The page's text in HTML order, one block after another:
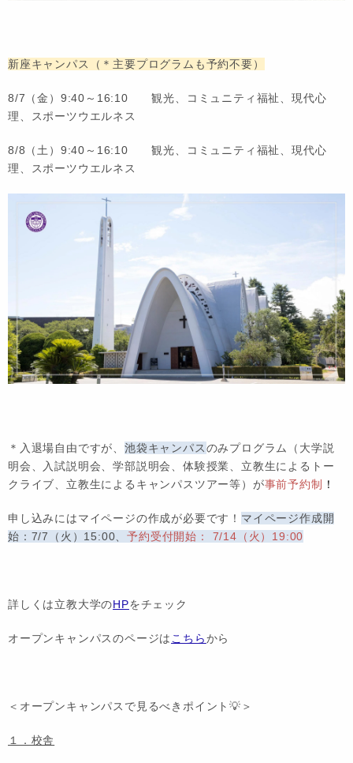
新座キャンパス（＊主要プログラムも予約不要）
8/7（金）9:40～16:10 観光、コミュニティ福祉、現代心
理、スポーツウエルネス
8/8（土）9:40～16:10 観光、コミュニティ福祉、現代心
理、スポーツウエルネス
＊ 入退場自由ですが、池袋キャンパスのみプログラム（大学説
明会、入試説明会、学部説明会、体験授業、立教生によるトー
クライブ、立教生によるキャンパスツアー等）が事前予約制 ！
申し込みにはマイページの作成が必要です！ マイページ作成開
始：7/7（火）15:00、予約受付開始： 7/14（火）19:00
詳しくは立教大学のHPをチェック
オープンキャンパスのページは こちらから
＜オープンキャンパスで見るべきポイント💡＞
１．校舎